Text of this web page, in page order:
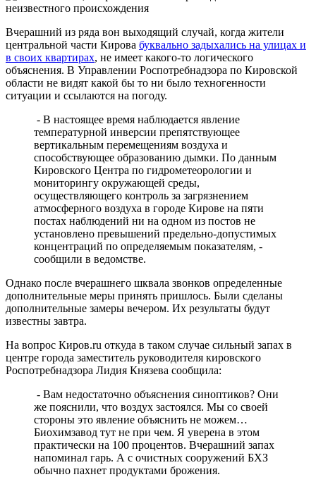
Вчерашний из ряда вон выходящий случай, когда жители
центральной части Кирова буквально задыхались на улицах и
в своих квартирах, не имеет какого-то логического
объяснения. В Управлении Роспотребнадзора по Кировской
области не видят какой бы то ни было техногенности
ситуации и ссылаются на погоду.
- В настоящее время наблюдается явление
температурной инверсии препятствующее
вертикальным перемещениям воздуха и
способствующее образованию дымки. По данным
Кировского Центра по гидрометеорологии и
мониторингу окружающей среды,
осуществляющего контроль за загрязнением
атмосферного воздуха в городе Кирове на пяти
постах наблюдений ни на одном из постов не
установлено превышений предельно-допустимых
концентраций по определяемым показателям, -
сообщили в ведомстве.
Однако после вчерашнего шквала звонков определенные
дополнительные меры принять пришлось. Были сделаны
дополнительные замеры вечером. Их результаты будут
известны завтра.
На вопрос Киров.ru откуда в таком случае сильный запах в
центре города заместитель руководителя кировского
Роспотребнадзора Лидия Князева сообщила:
- Вам недостаточно объяснения синоптиков? Они
же пояснили, что воздух застоялся. Мы со своей
стороны это явление объяснить не можем…
Биохимзавод тут не при чем. Я уверена в этом
практически на 100 процентов. Вчерашний запах
напоминал гарь. А с очистных сооружений БХЗ
обычно пахнет продуктами брожения.